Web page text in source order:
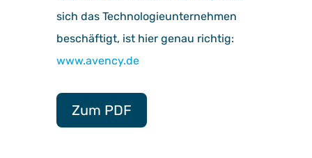
sich das Technologieunternehmen
beschäftigt, ist hier genau richtig:
www.avency.de
Zum PDF